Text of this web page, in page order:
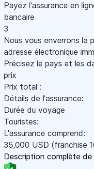
Payez l'assurance en
bancaire
3
Nous vous enverrons la
adresse électronique
Précisez le pays et les
prix
Prix total :
Détails de l'assurance:
Durée du voyage
Touristes:
L'assurance comprend:
35,000 USD (franchise
Description complète de